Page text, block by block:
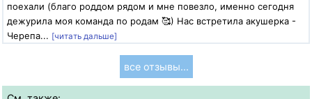
поехали (благо роддом рядом и мне повезло, именно сегодня
дежурила моя команда по родам 🥰) Нас встретила акушерка -
Черепа... [читать дальше]
все отзывы...